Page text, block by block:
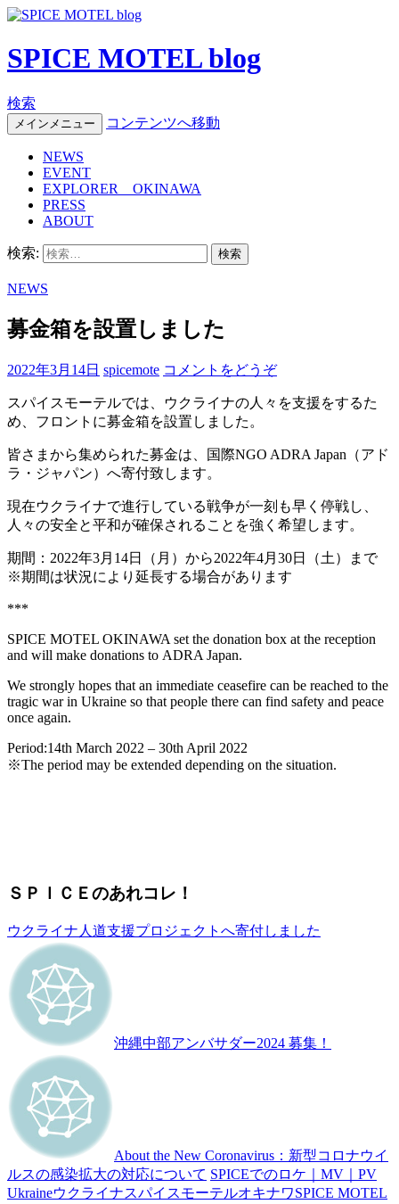
SPICE MOTEL blog
検索
メインメニュー コンテンツへ移動
NEWS
EVENT
EXPLORER OKINAWA
PRESS
ABOUT
検索:
NEWS
募金箱を設置しました
2022年3月14日 spicemote コメントをどうぞ
スパイスモーテルでは、ウクライナの人々を支援をするた
め、フロントに募金箱を設置しました。
皆さまから集められた募金は、国際NGO ADRA Japan（アド
ラ・ジャパン）へ寄付致します。
現在ウクライナで進行している戦争が一刻も早く停戦し、
人々の安全と平和が確保されることを強く希望します。
期間：2022年3月14日（月）から2022年4月30日（土）まで
※期間は状況により延長する場合があります
***
SPICE MOTEL OKINAWA set the donation box at the reception
and will make donations to ADRA Japan.
We strongly hopes that an immediate ceasefire can be reached to the
tragic war in Ukraine so that people there can find safety and peace
once again.
Period:14th March 2022 – 30th April 2022
※The period may be extended depending on the situation.
ＳＰＩＣＥのあれコレ！
ウクライナ人道支援プロジェクトへ寄付しました
沖縄中部アンバサダー2024 募集！
About the New Coronavirus：新型コロナウイ
ルスの感染拡大の対応について SPICEでのロケ｜MV｜PV
UkraineウクライナスパイスモーテルオキナワSPICE MOTEL